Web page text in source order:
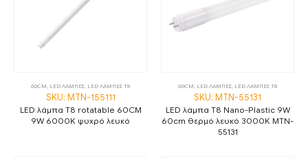
60CM, LED ΛΑΜΠΕΣ, LED ΛΑΜΠΕΣ Τ8
SKU: MTN-155111
LED λάμπα T8 rotatable 60CM
9W 6000K ψυχρό λευκό
60CM, LED ΛΑΜΠΕΣ, LED ΛΑΜΠΕΣ Τ8
SKU: MTN-55131
LED λάμπα T8 Nano-Plastic 9W
60cm θερμό λευκό 3000K MTN-
55131